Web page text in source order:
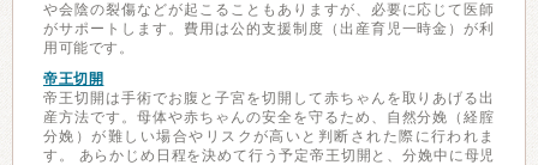
や会陰の裂傷などが起こることもありますが、必要に応じて医師
がサポートします。費用は公的支援制度（出産育児一時金）が利
用可能です。
帝王切開
帝王切開は手術でお腹と子宮を切開して赤ちゃんを取りあげる出
産方法です。母体や赤ちゃんの安全を守るため、自然分娩（経腟
分娩）が難しい場合やリスクが高いと判断された際に行われま
す。 あらかじめ日程を決めて行う予定帝王切開と、分娩中に母児